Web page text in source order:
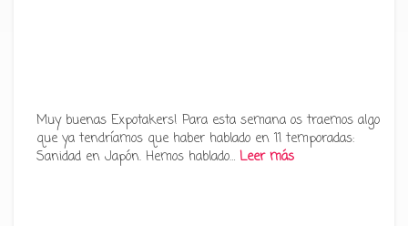
Muy buenas Expotakers! Para esta semana os traemos algo
que ya tendríamos que haber hablado en 11 temporadas:
Sanidad en Japón. Hemos hablado… Leer más